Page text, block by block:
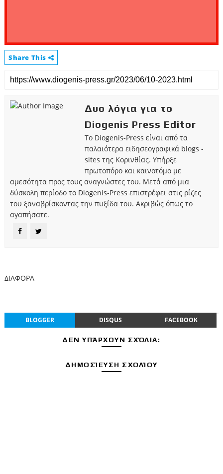
Share This
Δυο λόγια για το
Diogenis Press Editor
Το Diogenis-Press είναι από τα
παλαιότερα ειδησεογραφικά blogs -
sites της Κορινθίας. Υπήρξε
πρωτοπόρο και καινοτόμο με
αμεσότητα προς τους αναγνώστες του. Μετά από μια
δύσκολη περίοδο το Diogenis-Press επιστρέφει στις ρίζες
του ξαναβρίσκοντας την πυξίδα του. Ακριβώς όπως το
αγαπήσατε.
ΔΙΑΦΟΡΑ
BLOGGER DISQUS FACEBOOK
ΔΕΝ ΥΠΆΡΧΟΥΝ ΣΧΌΛΙΑ:
ΔΗΜΟΣΊΕΥΣΗ ΣΧΟΛΊΟΥ